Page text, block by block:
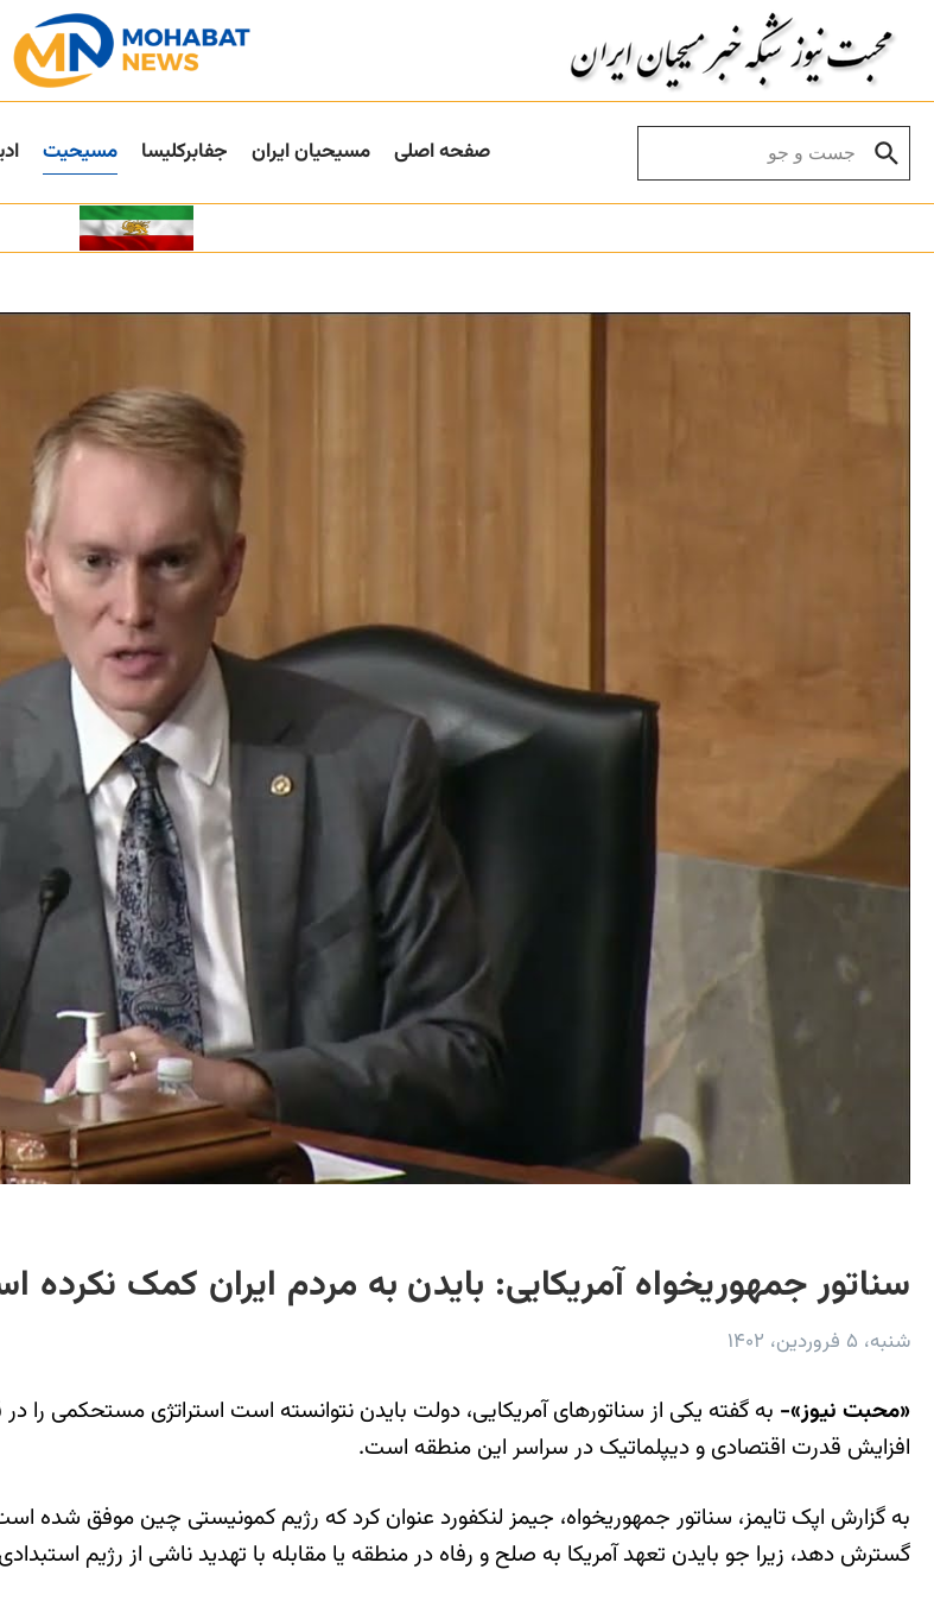
صفحه اصلی مسیحیان ایران جفا‌بر‌کلیسا مسیحیت
سناتور جمهوری‏خواه آمریکایی: بایدن به مردم ایران کمک نکرده
شنبه، ۵ فروردین، ۱۴۰۲
«محبت نیوز»- به گفته یکی از سناتورهای آمریکایی، دولت بایدن نتوانسته است استراتژی مستحکمی
افزایش قدرت اقتصادی و دیپلماتیک در سراسر این منطقه است.
به گزارش اپک تایمز، سناتور جمهوری‏خواه، جیمز لنکفورد عنوان کرد که رژیم کمونیستی چین موفق شده
گسترش دهد، زیرا جو بایدن تعهد آمریکا به صلح و رفاه در منطقه یا مقابله با تهدید ناشی از رژیم